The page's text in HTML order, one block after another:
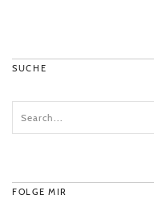
SUCHE
FOLGE MIR